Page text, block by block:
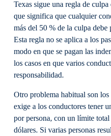
Texas sigue una regla de
que significa que cualquier
más del 50 % de la culpa
Esta regla no se aplica a los
modo en que se pagan las
los casos en que varios
responsabilidad.
Otro problema habitual son
exige a los conductores tener
por persona, con un límite
dólares. Si varias personas